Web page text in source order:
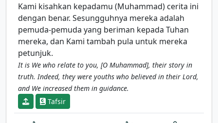
Kami kisahkan kepadamu (Muhammad) cerita ini
dengan benar. Sesungguhnya mereka adalah
pemuda-pemuda yang beriman kepada Tuhan
mereka, dan Kami tambah pula untuk mereka
petunjuk.
It is We who relate to you, [O Muhammad], their story in
truth. Indeed, they were youths who believed in their Lord,
and We increased them in guidance.
Tafsir